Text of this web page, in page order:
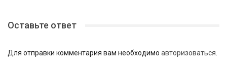
Оставьте ответ
Для отправки комментария вам необходимо авторизоваться